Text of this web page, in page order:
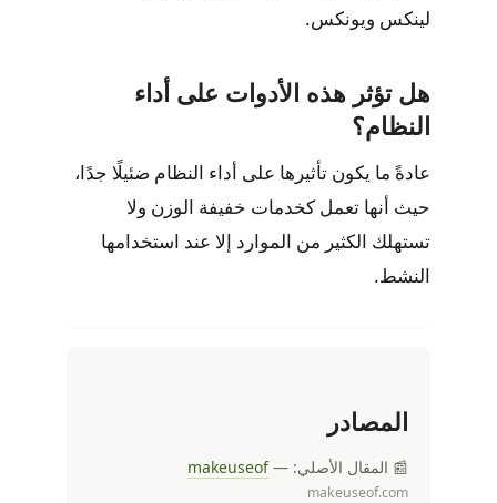
لينكس ويونكس.
هل تؤثر هذه الأدوات على أداء
النظام؟
عادةً ما يكون تأثيرها على أداء النظام ضئيلًا جدًا،
حيث أنها تعمل كخدمات خفيفة الوزن ولا
تستهلك الكثير من الموارد إلا عند استخدامها
النشط.
المصادر
📰 المقال الأصلي: makeuseof—
makeuseof.com